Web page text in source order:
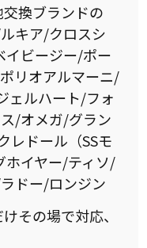
換ブランドの
キア/クロスシ
ビージー/ポー
リオアルマーニ/
ェルハート/フォ
/オメガ/グラン
レドール（SSモ
イヤー/ティソ/
ドー/ロンジン
その場で対応、